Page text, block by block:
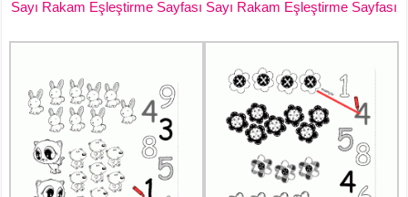
Sayı Rakam Eşleştirme Sayfası Sayı Rakam Eşleştirme Sayfası